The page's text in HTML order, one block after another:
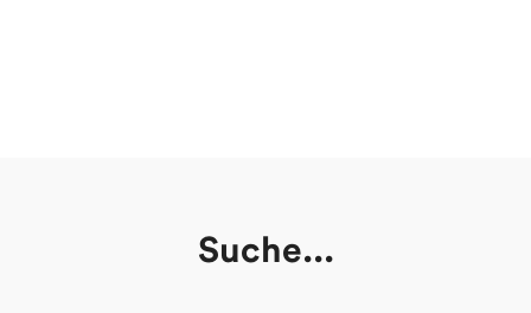
Suche...